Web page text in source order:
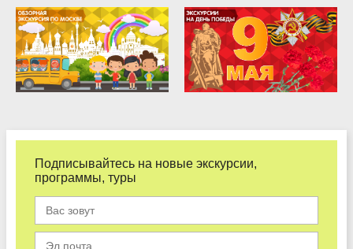
Подписывайтесь на новые экскурсии,
программы, туры